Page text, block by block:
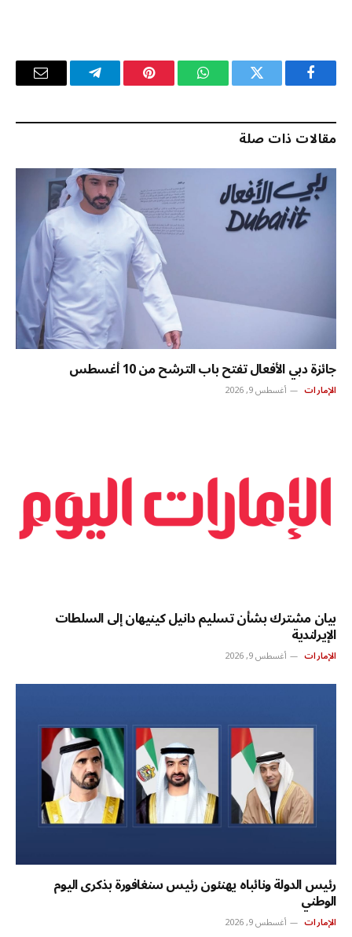
فيسبوك تويتر واتساب بينتيريستتيلقرام
البريد
مقالات ذات صلة
جائزة دبي الأفعال تفتح باب الترشح من 10 أغسطس
الإمارات أغسطس 9, 2026
بيان مشترك بشأن تسليم دانيل كينيهان إلى السلطات
الإيرلندية
الإمارات أغسطس 9, 2026
رئيس الدولة ونائباه يهنئون رئيس سنغافورة بذكرى اليوم
الوطني
الإمارات أغسطس 9, 2026